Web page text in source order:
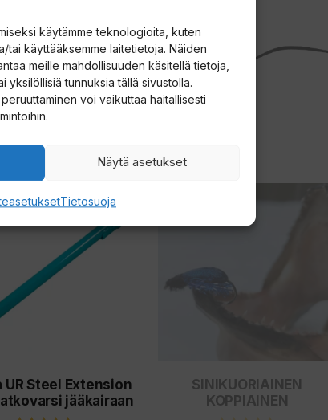
käytämme teknologioita, kuten
tai käyttääksemme laitetietoja. Näiden
meille mahdollisuuden käsitellä tietoja,
yksilöllisiä tunnuksia tällä sivustolla.
voi vaikuttaa haitallisesti
Näytä asetukset
Tietosuoja
UR Steel Extension
jääkairaan
SINIKUORIAINEN
KOPPIAINEN
muunnelma.
tuotteen